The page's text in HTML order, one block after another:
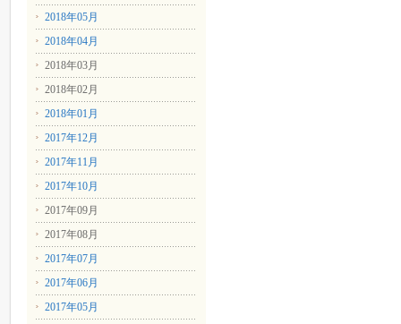
2018年05月
2018年04月
2018年03月
2018年02月
2018年01月
2017年12月
2017年11月
2017年10月
2017年09月
2017年08月
2017年07月
2017年06月
2017年05月